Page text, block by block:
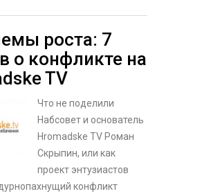
роста: 7
о конфликте на
TV
Что не поделили
Набсовет и основатель
Hromadske TV Роман
Скрыпин, или как
проект энтузиастов
конфликт